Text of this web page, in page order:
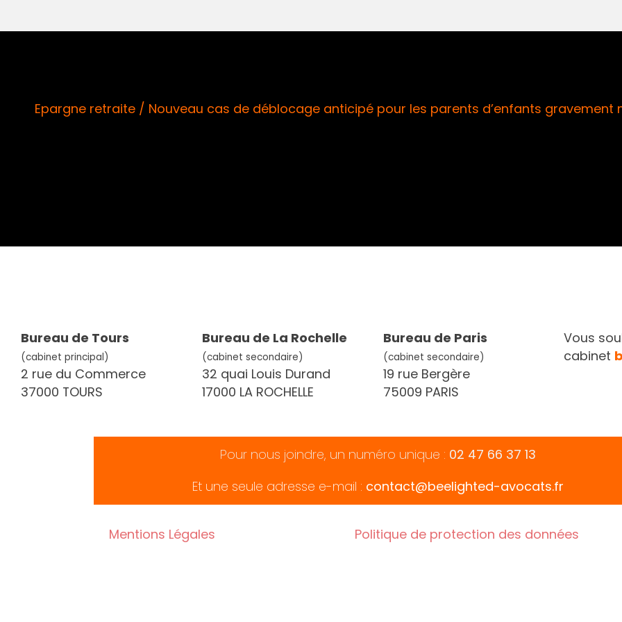
Epargne retraite / Nouveau cas de déblocage anticipé pour les parents d’enfants gravement
Bureau de Tours
(cabinet principal)
2 rue du Commerce
37000 TOURS
Bureau de La Rochelle
(cabinet secondaire)
32 quai Louis Durand
17000 LA ROCHELLE
Bureau de Paris
(cabinet secondaire)
19 rue Bergère
75009 PARIS
Vous
cabinet
Pour nous joindre, un numéro unique : 02 47 66 37 13
Et une seule adresse e-mail : contact@beelighted-avocats.fr
Mentions Légales Politique de protection des données